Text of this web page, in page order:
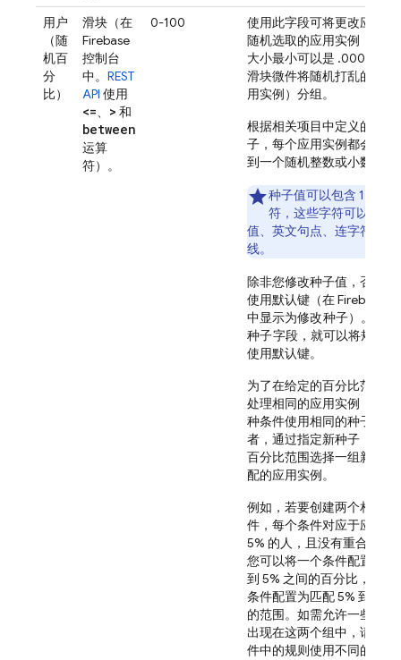
用户
（随
机百
分
比）
滑块（在
Firebase
控制台
中。 REST
API 使用
<=、 > 和
between
运算
符）。
0-100
使用此字段可将更改应用于
随机选取的应用实例（抽样
大小最小可以是 .0001%）
滑块微件将随机打乱的用户
用实例）分组。
根据相关项目中定义的某个
子，每个应用实例都会永久
到一个随机整数或小数。
种子值可以包含 1 到 32
符，这些字符可以是字
值、英文句点、连字符和/
线。
除非您修改种子值，否则规
使用默认键（在Firebase
中显示为修改种子）。只
种子字段，就可以将规则恢
使用默认键。
为了在给定的百分比范围内
处理相同的应用实例，请针
种条件使用相同的种子值。
者，通过指定新种子，为给
百分比范围选择一组新的随
配的应用实例。
例如，若要创建两个相关的
件，每个条件对应于应用用
5% 的人，且没有重合的用
您可以将一个条件配置为匹
到 5% 之间的百分比，将另
条件配置为匹配 5% 到 10%
的范围。如需允许一些用户
出现在这两个组中，请为每
件中的规则使用不同的种子